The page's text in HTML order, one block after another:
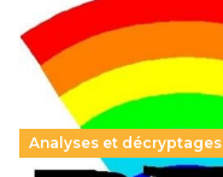
Analyses et décryptages